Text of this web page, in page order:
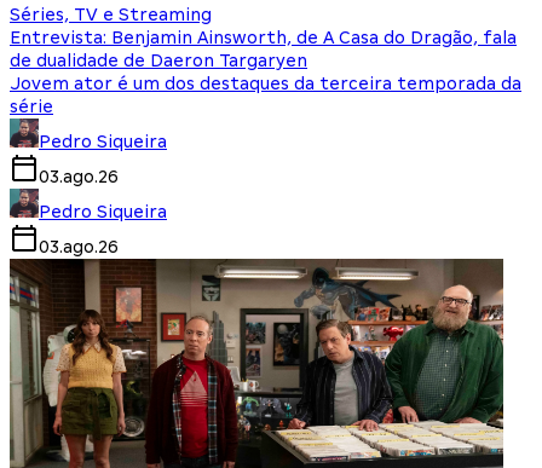
Séries, TV e Streaming
Entrevista: Benjamin Ainsworth, de A Casa do Dragão, fala
de dualidade de Daeron Targaryen
Jovem ator é um dos destaques da terceira temporada da
série
Pedro Siqueira
03.ago.26
Pedro Siqueira
03.ago.26